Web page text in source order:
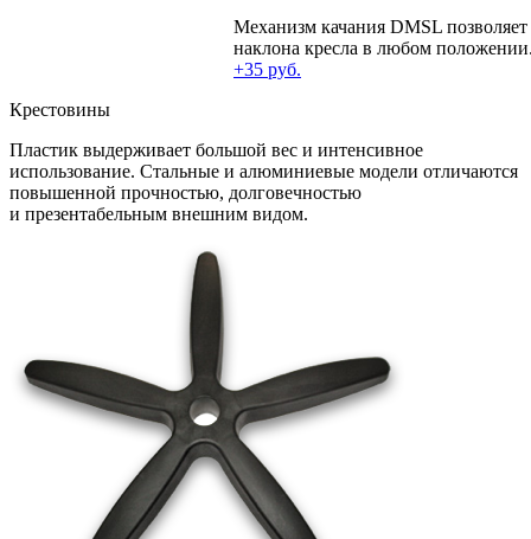
Механизм качания DMSL
наклона кресла в любом
+35 руб.
Крестовины
Пластик выдерживает большой вес и интенсивное
использование. Стальные и алюминиевые модели отличаются
повышенной прочностью, долговечностью
и презентабельным внешним видом.